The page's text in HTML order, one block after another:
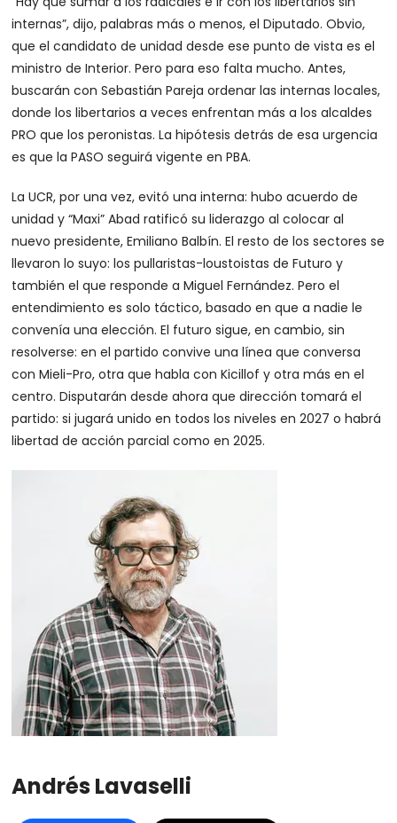
internas”, dijo, palabras más o menos, el Diputado. Obvio,
que el candidato de unidad desde ese punto de vista es el
ministro de Interior. Pero para eso falta mucho. Antes,
buscarán con Sebastián Pareja ordenar las internas locales,
donde los libertarios a veces enfrentan más a los alcaldes
PRO que los peronistas. La hipótesis detrás de esa urgencia
es que la PASO seguirá vigente en PBA.
La UCR, por una vez, evitó una interna: hubo acuerdo de
unidad y “Maxi” Abad ratificó su liderazgo al colocar al
nuevo presidente, Emiliano Balbín. El resto de los sectores se
llevaron lo suyo: los pullaristas-loustoistas de Futuro y
también el que responde a Miguel Fernández. Pero el
entendimiento es solo táctico, basado en que a nadie le
convenía una elección. El futuro sigue, en cambio, sin
resolverse: en el partido convive una línea que conversa
con Mieli-Pro, otra que habla con Kicillof y otra más en el
centro. Disputarán desde ahora que dirección tomará el
partido: si jugará unido en todos los niveles en 2027 o habrá
libertad de acción parcial como en 2025.
Andrés Lavaselli